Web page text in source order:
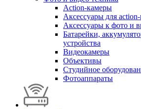
Action-камеры
Аксессуары для
Аксессуары к фото и
Батарейки,
устройства
Видеокамеры
Объективы
Студийное
Фотоаппараты